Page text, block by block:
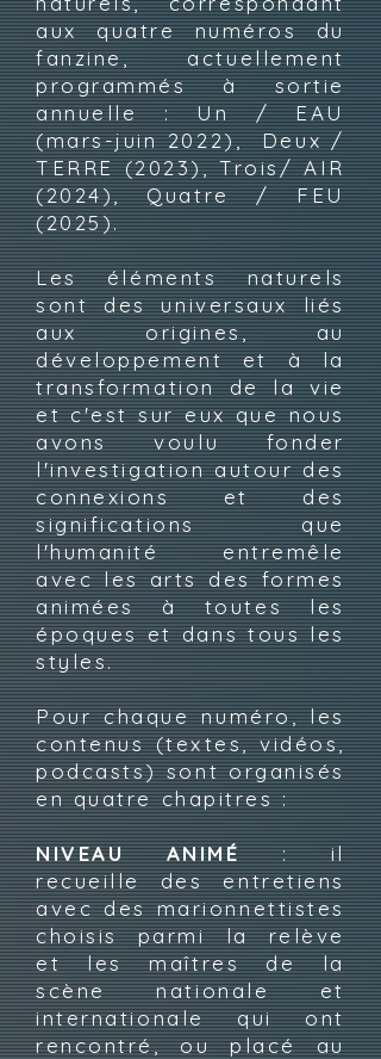
aux quatre numéros du
fanzine, actuellement
programmés à sortie
annuelle : Un / EAU
(mars-juin 2022), Deux /
TERRE (2023), Trois/ AIR
(2024), Quatre / FEU
(2025).
Les éléments naturels
sont des universaux liés
aux origines, au
développement et à la
transformation de la vie
et c'est sur eux que nous
avons voulu fonder
l'investigation autour des
connexions et des
significations que
l'humanité entremêle
avec les arts des formes
animées à toutes les
époques et dans tous les
styles.
Pour chaque numéro, les
contenus (textes, vidéos,
podcasts) sont organisés
en quatre chapitres :
NIVEAU ANIMÉ: il
recueille des entretiens
avec des marionnettistes
choisis parmi la relève
et les maîtres de la
scène nationale et
internationale qui ont
rencontré, ou placé au